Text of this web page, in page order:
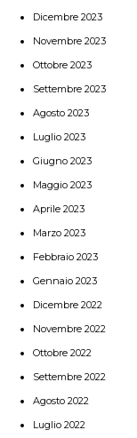
Dicembre 2023
Novembre 2023
Ottobre 2023
Settembre 2023
Agosto 2023
Luglio 2023
Giugno 2023
Maggio 2023
Aprile 2023
Marzo 2023
Febbraio 2023
Gennaio 2023
Dicembre 2022
Novembre 2022
Ottobre 2022
Settembre 2022
Agosto 2022
Luglio 2022